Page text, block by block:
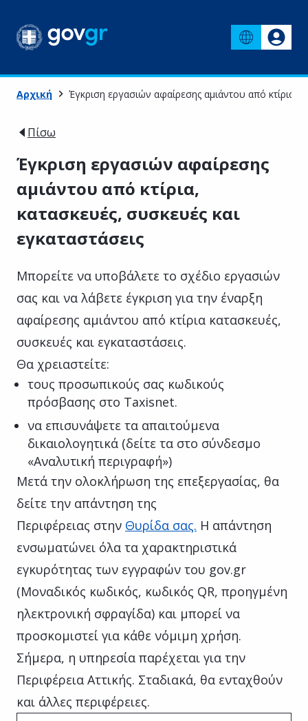
Αρχική Έγκριση εργασιών αφαίρεσης αμιάντου από κτίρια,
Πίσω
Έγκριση εργασιών αφαίρεσης
αμιάντου από κτίρια,
κατασκευές, συσκευές και
εγκαταστάσεις
Μπορείτε να υποβάλετε το σχέδιο εργασιών
σας και να λάβετε έγκριση για την έναρξη
αφαίρεσης αμιάντου από κτίρια κατασκευές,
συσκευές και εγκαταστάσεις.
Θα χρειαστείτε:
τους προσωπικούς σας κωδικούς
πρόσβασης στο Taxisnet.
να επισυνάψετε τα απαιτούμενα
δικαιολογητικά (δείτε τα στο σύνδεσμο
«Αναλυτική περιγραφή»)
Μετά την ολοκλήρωση της επεξεργασίας, θα
δείτε την απάντηση της
Περιφέρειας στην Θυρίδα σας. Η απάντηση
ενσωματώνει όλα τα χαρακτηριστικά
εγκυρότητας των εγγραφών του gov.gr
(Μοναδικός κωδικός, κωδικός QR, προηγμένη
ηλεκτρονική σφραγίδα) και μπορεί να
προσκομιστεί για κάθε νόμιμη χρήση.
Σήμερα, η υπηρεσία παρέχεται για την
Περιφέρεια Αττικής. Σταδιακά, θα ενταχθούν
και άλλες περιφέρειες.